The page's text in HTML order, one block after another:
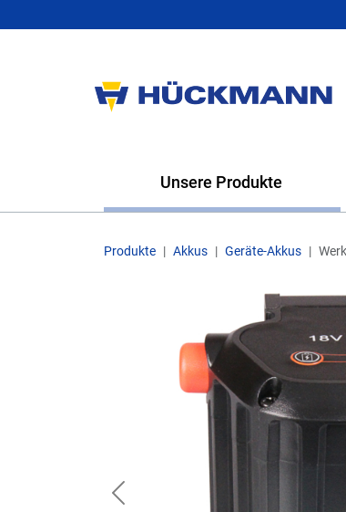
Unsere Produkte
Produkte Akkus Geräte-Akkus
Previous